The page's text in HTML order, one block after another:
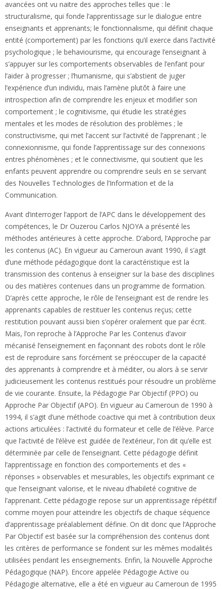
avancées ont vu naitre des approches telles que : le
structuralisme, qui fonde l’apprentissage sur le dialogue entre
enseignants et apprenants; le fonctionnalisme, qui définit chaque
entité (comportement) par les fonctions qu’il exerce dans l’activité
psychologique ; le behaviourisme, qui encourage l’enseignant à
s’appuyer sur les comportements observables de l’enfant pour
l’aider à progresser ; l’humanisme, qui s’abstient de juger
l’expérience d’un individu, mais l’amène plutôt à faire une
introspection afin de comprendre les enjeux et modifier son
comportement ; le cognitivisme, qui étudie les stratégies
mentales et les modes de résolution des problèmes ; le
constructivisme, qui met l’accent sur l’activité de l’apprenant ; le
connexionnisme, qui fonde l’apprentissage sur des connexions
entres phénomènes ; et le connectivisme, qui soutient que les
enfants peuvent apprendre ou comprendre seuls en se servant
des Nouvelles Technologies de l’Information et de la
Communication.
Avant d’interroger l’apport de l’APC dans le développement des
compétences, le Dr Ouzerou Carlos NJOYA a présenté les
méthodes antérieures à cette approche. D’abord, l’Approche par
les contenus (AC). En vigueur au Cameroun avant 1990, il s’agit
d’une méthode pédagogique dont la caractéristique est la
transmission des contenus à enseigner sur la base des disciplines
ou des matières contenues dans un programme de formation.
D’après cette approche, le rôle de l’enseignant est de rendre les
apprenants capables de restituer les contenus reçus; cette
restitution pouvant aussi bien s’opérer oralement que par écrit.
Mais, l’on reproche à l’Approche Par les Contenus d’avoir
mécanisé l’enseignement en façonnant des robots dont le rôle
est de reproduire sans forcément se préoccuper de la capacité
des apprenants à comprendre et à méditer, ou alors à se servir
judicieusement les contenus restitués pour résoudre un problème
de vie courante. Ensuite, la Pédagogie Par Objectif (PPO) ou
Approche Par Objectif (APO). En vigueur au Cameroun de 1990 à
1994, il s’agit d’une méthode coactive qui met à contribution deux
actions articulées : l’activité du formateur et celle de l’élève. Parce
que l’activité de l’élève est guidée de l’extérieur, l’on dit qu’elle est
déterminée par celle de l’enseignant. Cette pédagogie définit
l’apprentissage en fonction des comportements et des «
réponses » observables et mesurables, les objectifs exprimant ce
que l’enseignant valorise, et le niveau d’habileté cognitive de
l’apprenant. Cette pédagogie repose sur un apprentissage répétitif
comme moyen pour atteindre les objectifs de chaque séquence
d’apprentissage préalablement définie. On dit donc que l’Approche
Par Objectif est basée sur la compréhension des contenus dont
les critères de performance se fondent sur les mêmes modalités
utilisées pendant les enseignements. Enfin, la Nouvelle Approche
Pédagogique (NAP). Encore appelée Pédagogie Active ou
Pédagogie alternative, elle a été en vigueur au Cameroun de 1995